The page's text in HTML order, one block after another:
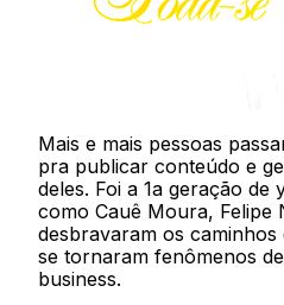
Mais e mais pessoas
pra publicar conteúdo e
deles. Foi a 1a geração de
como Cauê Moura, Felipe
desbravaram os
se tornaram fenômenos
business.